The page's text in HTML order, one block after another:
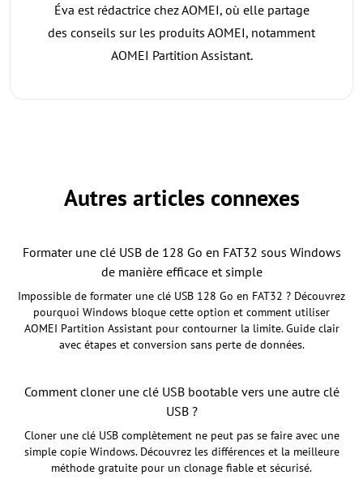
Éva est rédactrice chez AOMEI, où elle partage
des conseils sur les produits AOMEI, notamment
AOMEI Partition Assistant.
Autres articles connexes
Formater une clé USB de 128 Go en FAT32 sous Windows
de manière efficace et simple
Impossible de formater une clé USB 128 Go en FAT32 ? Découvrez
pourquoi Windows bloque cette option et comment utiliser
AOMEI Partition Assistant pour contourner la limite. Guide clair
avec étapes et conversion sans perte de données.
Comment cloner une clé USB bootable vers une autre clé
USB ?
Cloner une clé USB complètement ne peut pas se faire avec une
simple copie Windows. Découvrez les différences et la meilleure
méthode gratuite pour un clonage fiable et sécurisé.